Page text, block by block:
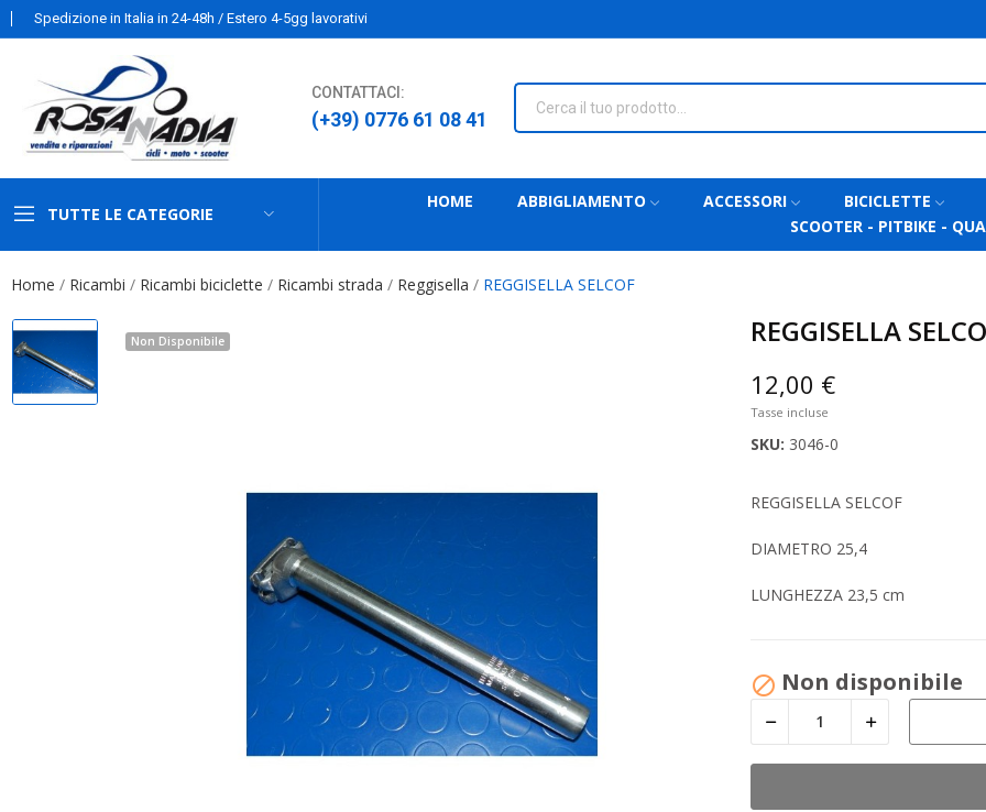
Spedizione in Italia in 24-48h / Estero 4-5gg lavorativi
CONTATTACI:
(+39) 0776 61 08 41
TUTTE LE CATEGORIE
HOME ABBIGLIAMENTO ACCESSORI
BICICLETTE
SCOOTER - PITBIKE -
Home Ricambi Ricambi biciclette Ricambi strada Reggisella REGGISELLA SELCOF
Non Disponibile REGGISELLA
12,00 €
Tasse incluse
SKU: 3046-0
REGGISELLA SELCOF
DIAMETRO 25,4
LUNGHEZZA 23,5 cm
 Non disponibile